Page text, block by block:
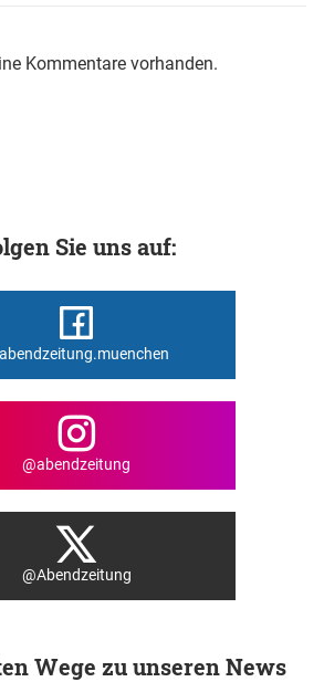
Kommentare vorhanden.
Sie uns auf:
@abendzeitung
@Abendzeitung
Wege zu unseren News